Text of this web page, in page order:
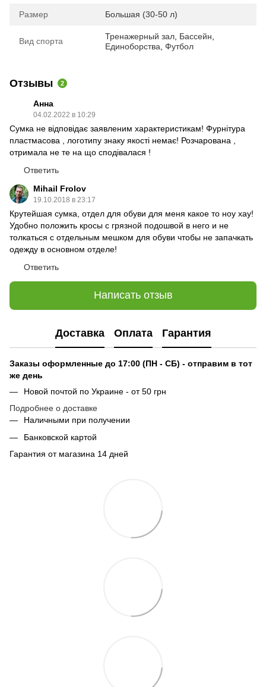
Размер Большая (30-50 л)
Вид спорта Тренажерный зал Бассейн
Единоборства Футбол
Отзывы 2
Анна
04.02.2022 в 10:29
Сумка не відповідає заявленим характеристикам! Фурнітура
пластмасова , логотипу знаку якості немає! Розчарована ,
отримала не те на що сподівалася !
Ответить
Mihail Frolov
19.10.2018 в 23:17
Крутейшая сумка, отдел для обуви для меня какое то ноу хау!
Удобно положить кросы с грязной подошвой в него и не
толкаться с отдельным мешком для обуви чтобы не запачкать
одежду в основном отделе!
Ответить
Написать отзыв
Доставка Оплата Гарантия
Заказы оформленные до 17:00 (ПН - СБ) - отправим в тот
же день
Новой почтой по Украине - от 50 грн
Подробнее о доставке
Наличными при получении
Банковской картой
Гарантия от магазина 14 дней